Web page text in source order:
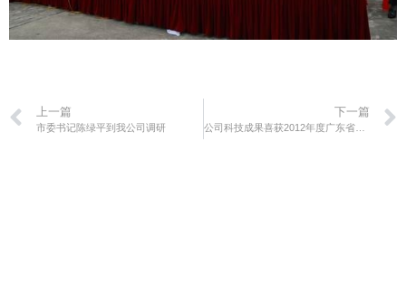
上一篇
市委书记陈绿平到我公司调研
下一篇
公司科技成果喜获2012年度广东省科学技术奖